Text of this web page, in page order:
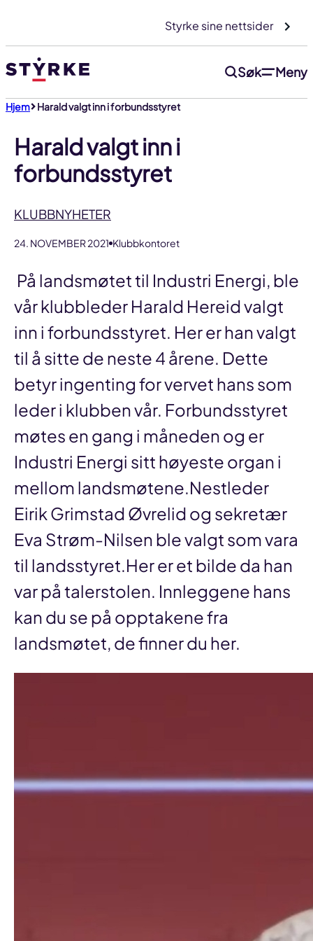
innhold
Styrke sine nettsider
Søk Meny
Hjem Harald valgt inn i forbundsstyret
Harald valgt inn i
forbundsstyret
KLUBBNYHETER
24. NOVEMBER 2021 Klubbkontoret
På landsmøtet til Industri Energi, ble
vår klubbleder Harald Hereid valgt
inn i forbundsstyret. Her er han valgt
til å sitte de neste 4 årene. Dette
betyr ingenting for vervet hans som
leder i klubben vår. Forbundsstyret
møtes en gang i måneden og er
Industri Energi sitt høyeste organ i
mellom landsmøtene.Nestleder
Eirik Grimstad Øvrelid og sekretær
Eva Strøm-Nilsen ble valgt som vara
til landsstyret.Her er et bilde da han
var på talerstolen. Innleggene hans
kan du se på opptakene fra
landsmøtet, de finner du her.